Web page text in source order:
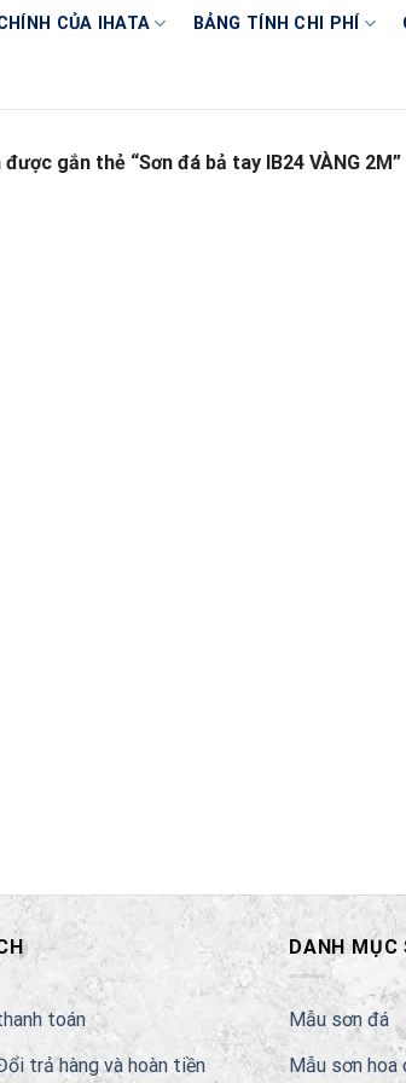
CỦA IHATA BẢNG TÍNH CHI PHÍ
được gắn thẻ “Sơn đá bả tay IB24 VÀNG 2M”
toán
trả hàng và hoàn tiền
DANH MỤC
Mẫu sơn đá
Mẫu sơn hoa